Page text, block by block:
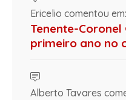
Ericelio comentou em:
Tenente-
primeiro ano no
Alberto Tavares